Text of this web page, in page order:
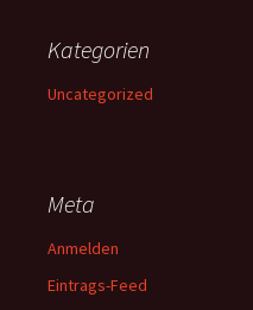
Kategorien
Uncategorized
Meta
Anmelden
Eintrags-Feed